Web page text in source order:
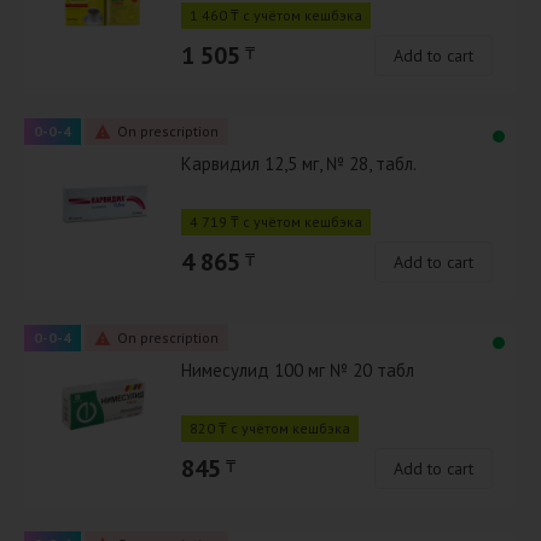
1 460 ₸ с учётом кешбэка
1 505 ₸ Add to cart
0-0-4 On prescription
Карвидил 12,5 мг, № 28, табл.
4 719 ₸ с учётом кешбэка
4 865 ₸ Add to cart
0-0-4 On prescription
Нимесулид 100 мг № 20 табл
820 ₸ с учётом кешбэка
845 ₸ Add to cart